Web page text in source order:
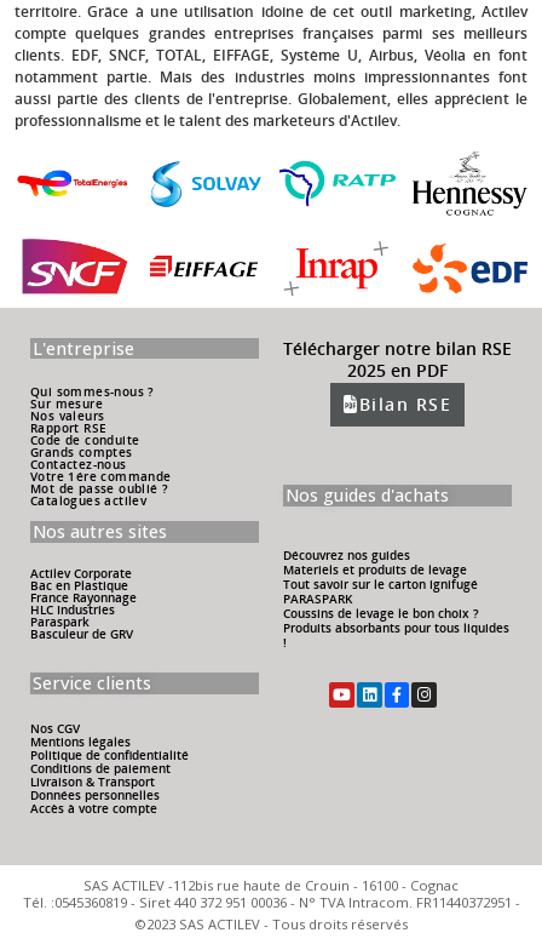
territoire. Grâce à une utilisation idoine de cet outil marketing, Actilev
compte quelques grandes entreprises françaises parmi ses meilleurs
clients. EDF, SNCF, TOTAL, EIFFAGE, Système U, Airbus, Véolia en font
notamment partie. Mais des industries moins impressionnantes font
aussi partie des clients de l'entreprise. Globalement, elles apprécient le
professionnalisme et le talent des marketeurs d'Actilev.
L'entreprise
Qui sommes-nous ?
Sur mesure
Nos valeurs
Rapport RSE
Code de conduite
Grands comptes
Contactez-nous
Votre 1ére commande
Mot de passe oublié ?
Catalogues actilev
Télécharger notre bilan RSE
2025 en PDF
Bilan RSE
Nos autres sites
Actilev Corporate
Bac en Plastique
France Rayonnage
HLC Industries
Paraspark
Basculeur de GRV
Nos guides d'achats
Découvrez nos guides
Materiels et produits de levage
Tout savoir sur le carton ignifugé
PARASPARK
Coussins de levage le bon choix ?
Produits absorbants pour tous liquides
!
Service clients
Nos CGV
Mentions légales
Politique de confidentialité
Conditions de paiement
Livraison & Transport
Données personnelles
Accès à votre compte
SAS ACTILEV -112bis rue haute de Crouin - 16100 - Cognac
Tél. :0545360819 - Siret 440 372 951 00036 - N° TVA Intracom. FR11440372951 -
©2023 SAS ACTILEV - Tous droits réservés​